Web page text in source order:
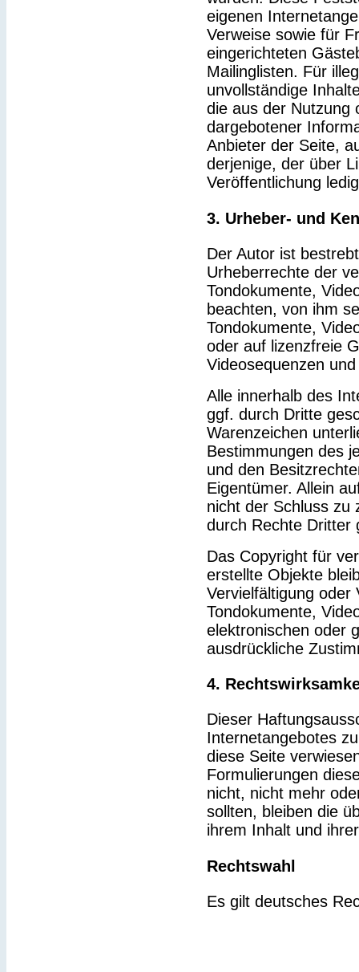
eigenen
Verweise sowie für
eingerichteten
Mailinglisten. Für
unvollständige
die aus der Nutzung
dargebotener
Anbieter der Seite,
derjenige, der über
Veröffentlichung
3. Urheber- und
Der Autor ist
Urheberrechte der
Tondokumente,
beachten, von ihm
Tondokumente,
oder auf lizenzfreie
Videosequenzen
Alle innerhalb des
ggf. durch Dritte
Warenzeichen
Bestimmungen des
und den
Eigentümer. Allein
nicht der Schluss zu
durch Rechte Dritter
Das Copyright für
erstellte Objekte
Vervielfältigung oder
Tondokumente,
elektronischen oder
ausdrückliche
4.
Dieser
Internetangebotes
diese Seite
Formulierungen
nicht, nicht mehr
sollten, bleiben die
ihrem Inhalt und
Rechtswahl
Es gilt deutsches